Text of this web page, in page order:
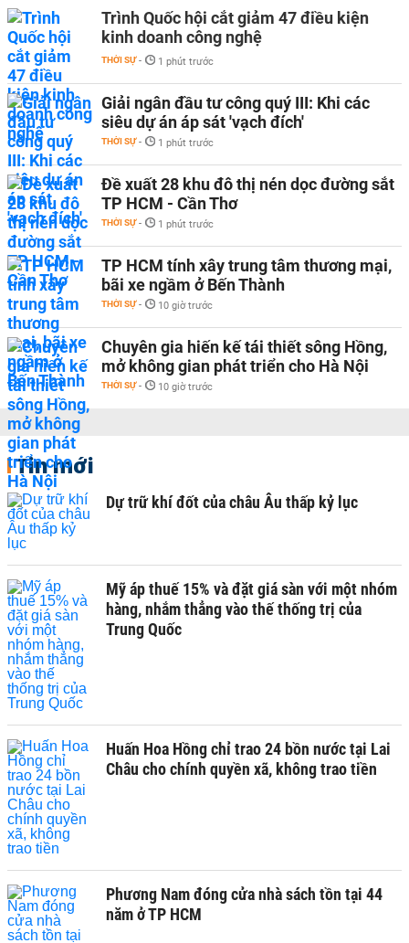
Trình Quốc hội cắt giảm 47 điều kiện
kinh doanh công nghệ
THỜI SỰ - 1 phút trước
Giải ngân đầu tư công quý III: Khi các
siêu dự án áp sát 'vạch đích'
THỜI SỰ - 1 phút trước
Đề xuất 28 khu đô thị nén dọc đường sắt
TP HCM - Cần Thơ
THỜI SỰ - 1 phút trước
TP HCM tính xây trung tâm thương mại,
bãi xe ngầm ở Bến Thành
THỜI SỰ - 10 giờ trước
Chuyên gia hiến kế tái thiết sông Hồng,
mở không gian phát triển cho Hà Nội
THỜI SỰ - 10 giờ trước
Tin mới
Dự trữ khí đốt của châu Âu thấp kỷ lục
Mỹ áp thuế 15% và đặt giá sàn với một nhóm
hàng, nhắm thẳng vào thế thống trị của
Trung Quốc
Huấn Hoa Hồng chỉ trao 24 bồn nước tại Lai
Châu cho chính quyền xã, không trao tiền
Phương Nam đóng cửa nhà sách tồn tại 44
năm ở TP HCM